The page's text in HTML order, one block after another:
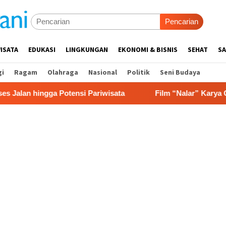
Pencarian
EDUKASI LINGKUNGAN EKONOMI & BISNIS SEHAT
Ragam Olahraga Nasional Politik Seni Budaya
Potensi Pariwisata Film “Nalar” Karya Guru SD